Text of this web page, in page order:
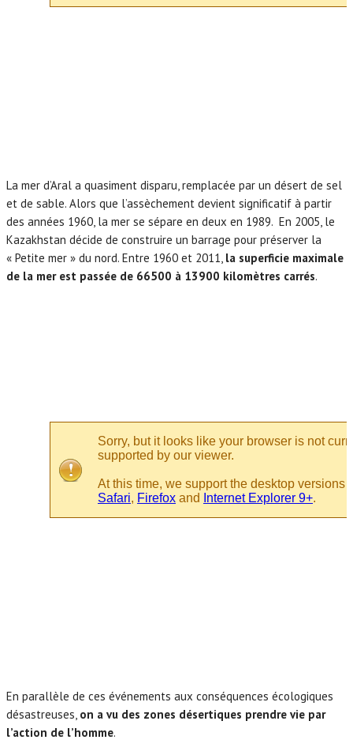
La mer d’Aral a quasiment disparu, remplacée par un désert de sel
et de sable. Alors que l’assèchement devient significatif à partir
des années 1960, la mer se sépare en deux en 1989. En 2005, le
Kazakhstan décide de construire un barrage pour préserver la
« Petite mer » du nord. Entre 1960 et 2011, la superficie maximale
de la mer est passée de 66500 à 13900 kilomètres carrés.
En parallèle de ces événements aux conséquences écologiques
désastreuses, on a vu des zones désertiques prendre vie par
l’action de l’homme.